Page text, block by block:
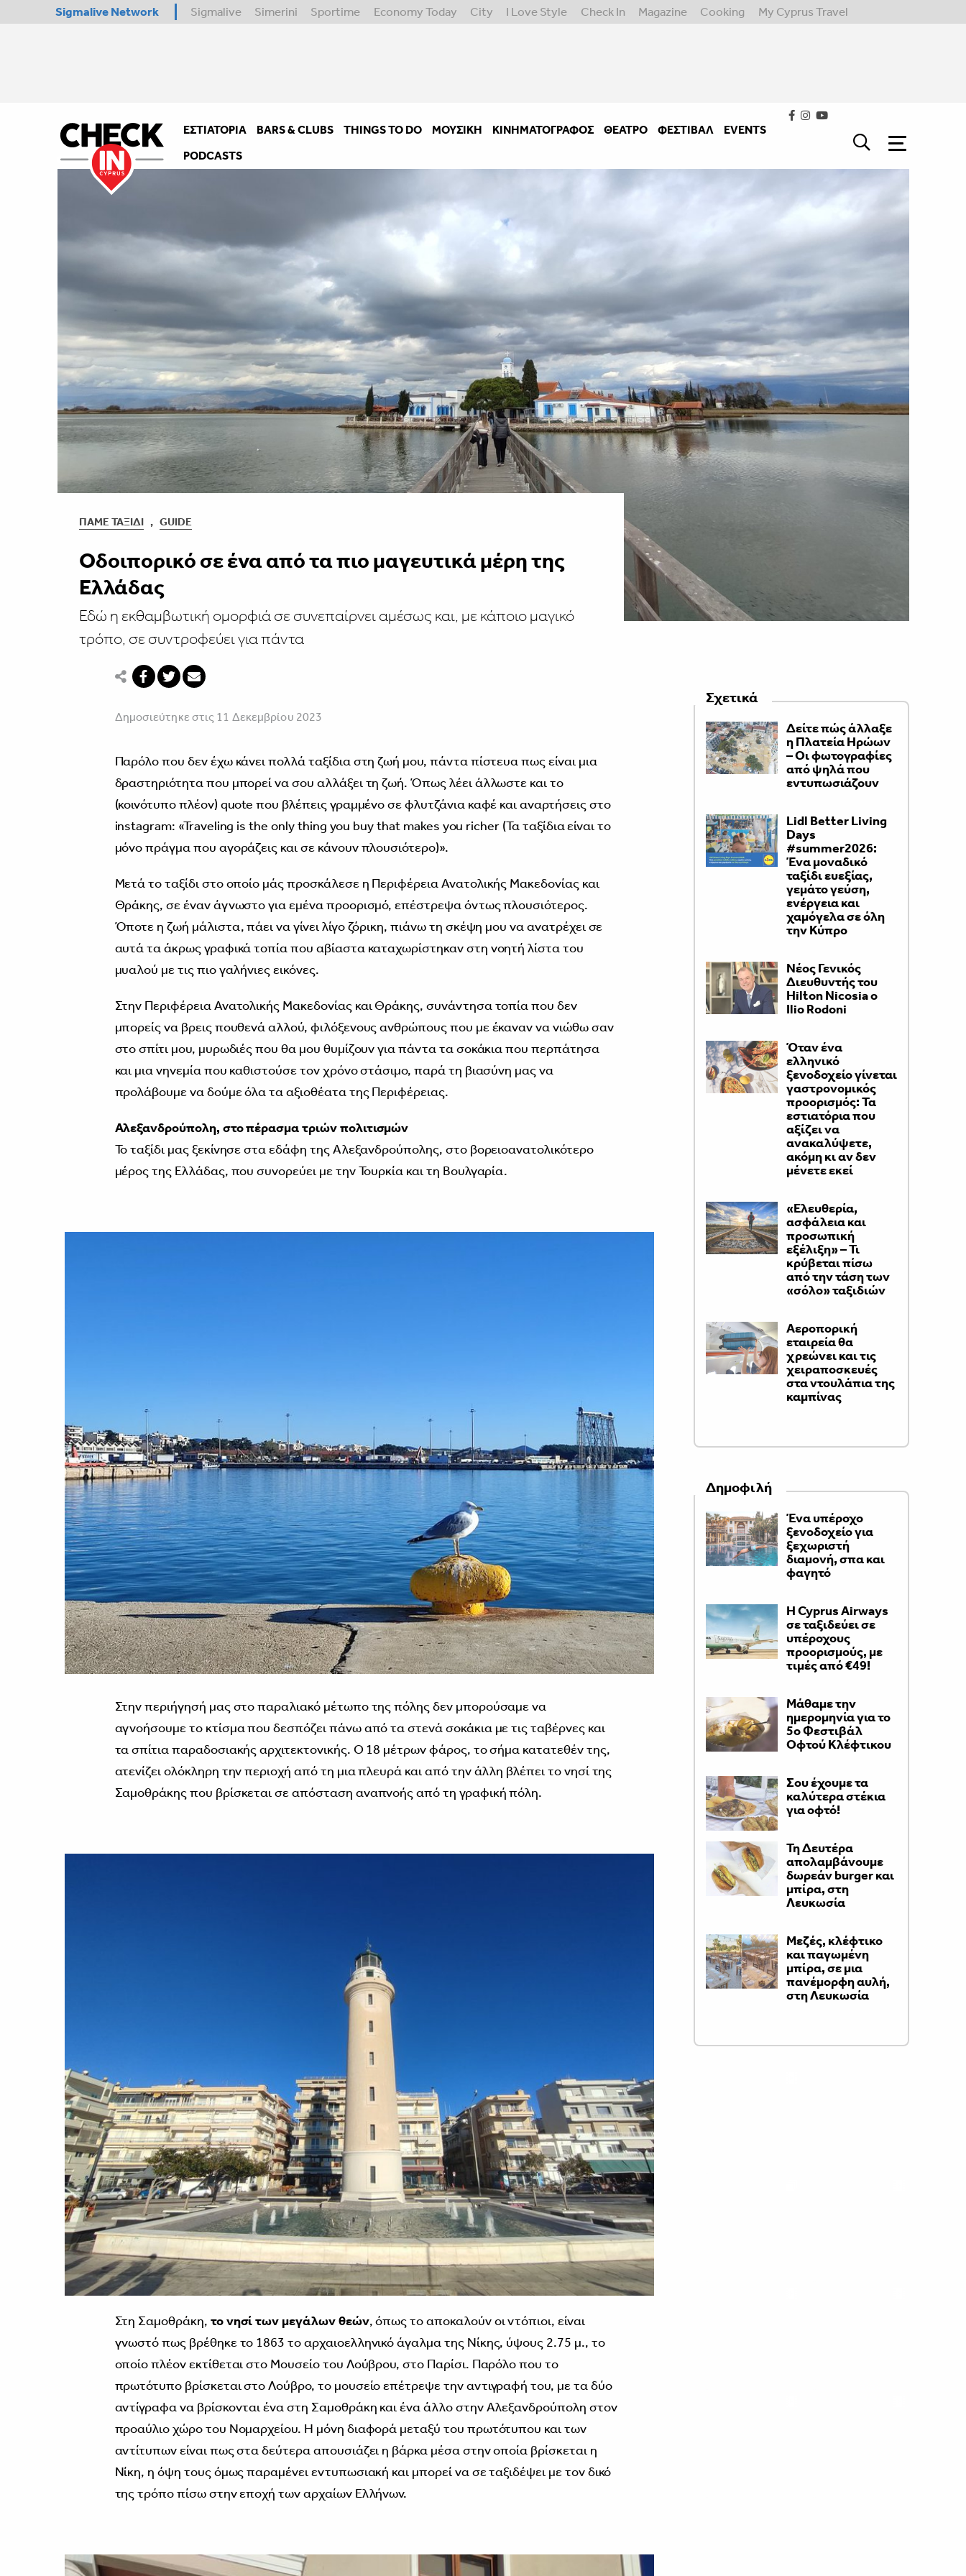
Sigmalive Network Sigmalive Simerini Sportime Economy Today City I Love Style Check In Magazine Cooking My Cyprus Travel
ΕΣΤΙΑΤΌΡΙΑ BARS & CLUBS THINGS TO DO ΜΟΥΣΙΚΉ ΚΙΝΗΜΑΤΟΓΡΆΦΟΣ ΘΈΑΤΡΟ ΦΕΣΤΙΒΑΛ
EVENTS
PODCASTS
ΠΆΜΕ ΤΑΞΊΔΙ , GUIDE
Οδοιπορικό σε ένα από τα πιο μαγευτικά μέρη της
Ελλάδας
Εδώ η εκθαμβωτική ομορφιά σε συνεπαίρνει αμέσως και, με κάποιο μαγικό
τρόπο, σε συντροφεύει για πάντα
Δημοσιεύτηκε στις 11 Δεκεμβρίου 2023
Παρόλο που δεν έχω κάνει πολλά ταξίδια στη ζωή μου, πάντα πίστευα πως είναι μια
δραστηριότητα που μπορεί να σου αλλάξει τη ζωή. Όπως λέει άλλωστε και το
(κοινότυπο πλέον) quote που βλέπεις γραμμένο σε φλυτζάνια καφέ και αναρτήσεις στο
instagram: «Traveling is the only thing you buy that makes you richer (Τα ταξίδια είναι το
μόνο πράγμα που αγοράζεις και σε κάνουν πλουσιότερο)».
Μετά το ταξίδι στο οποίο μάς προσκάλεσε η Περιφέρεια Ανατολικής Μακεδονίας και
Θράκης, σε έναν άγνωστο για εμένα προορισμό, επέστρεψα όντως πλουσιότερος.
Όποτε η ζωή μάλιστα, πάει να γίνει λίγο ζόρικη, πιάνω τη σκέψη μου να ανατρέχει σε
αυτά τα άκρως γραφικά τοπία που αβίαστα καταχωρίστηκαν στη νοητή λίστα του
μυαλού με τις πιο γαλήνιες εικόνες.
Στην Περιφέρεια Ανατολικής Μακεδονίας και Θράκης, συνάντησα τοπία που δεν
μπορείς να βρεις πουθενά αλλού, φιλόξενους ανθρώπους που με έκαναν να νιώθω σαν
στο σπίτι μου, μυρωδιές που θα μου θυμίζουν για πάντα τα σοκάκια που περπάτησα
και μια νηνεμία που καθιστούσε τον χρόνο στάσιμο, παρά τη βιασύνη μας να
προλάβουμε να δούμε όλα τα αξιοθέατα της Περιφέρειας.
Αλεξανδρούπολη, στο πέρασμα τριών πολιτισμών
Το ταξίδι μας ξεκίνησε στα εδάφη της Αλεξανδρούπολης, στο βορειοανατολικότερο
μέρος της Ελλάδας, που συνορεύει με την Τουρκία και τη Βουλγαρία.
Στην περιήγησή μας στο παραλιακό μέτωπο της πόλης δεν μπορούσαμε να
αγνοήσουμε το κτίσμα που δεσπόζει πάνω από τα στενά σοκάκια με τις ταβέρνες και
τα σπίτια παραδοσιακής αρχιτεκτονικής. Ο 18 μέτρων φάρος, το σήμα κατατεθέν της,
ατενίζει ολόκληρη την περιοχή από τη μια πλευρά και από την άλλη βλέπει το νησί της
Σαμοθράκης που βρίσκεται σε απόσταση αναπνοής από τη γραφική πόλη.
Στη Σαμοθράκη, το νησί των μεγάλων θεών, όπως το αποκαλούν οι ντόπιοι, είναι
γνωστό πως βρέθηκε το 1863 το αρχαιοελληνικό άγαλμα της Νίκης, ύψους 2.75 μ., το
οποίο πλέον εκτίθεται στο Μουσείο του Λούβρου, στο Παρίσι. Παρόλο που το
πρωτότυπο βρίσκεται στο Λούβρο, το μουσείο επέτρεψε την αντιγραφή του, με τα δύο
αντίγραφα να βρίσκονται ένα στη Σαμοθράκη και ένα άλλο στην Αλεξανδρούπολη στον
προαύλιο χώρο του Νομαρχείου. Η μόνη διαφορά μεταξύ του πρωτότυπου και των
αντίτυπων είναι πως στα δεύτερα απουσιάζει η βάρκα μέσα στην οποία βρίσκεται η
Νίκη, η όψη τους όμως παραμένει εντυπωσιακή και μπορεί να σε ταξιδέψει με τον δικό
της τρόπο πίσω στην εποχή των αρχαίων Ελλήνων.
Σχετικά
Δείτε πώς άλλαξε
η Πλατεία Ηρώων
– Οι φωτογραφίες
από ψηλά που
εντυπωσιάζουν
Lidl Better Living
Days
#summer2026:
Ένα μοναδικό
ταξίδι ευεξίας,
γεμάτο γεύση,
ενέργεια και
χαμόγελα σε όλη
την Κύπρο
Νέος Γενικός
Διευθυντής του
Hilton Nicosia ο
Ilio Rodoni
Όταν ένα
ελληνικό
ξενοδοχείο γίνεται
γαστρονομικός
προορισμός: Τα
εστιατόρια που
αξίζει να
ανακαλύψετε,
ακόμη κι αν δεν
μένετε εκεί
«Ελευθερία,
ασφάλεια και
προσωπική
εξέλιξη» – Τι
κρύβεται πίσω
από την τάση των
«σόλο» ταξιδιών
Αεροπορική
εταιρεία θα
χρεώνει και τις
χειραποσκευές
στα ντουλάπια της
καμπίνας
Δημοφιλή
Ένα υπέροχο
ξενοδοχείο για
ξεχωριστή
διαμονή, σπα και
φαγητό
H Cyprus Airways
σε ταξιδεύει σε
υπέροχους
προορισμούς, με
τιμές από €49!
Μάθαμε την
ημερομηνία για το
5ο Φεστιβάλ
Οφτού Κλέφτικου
Σου έχουμε τα
καλύτερα στέκια
για οφτό!
Τη Δευτέρα
απολαμβάνουμε
δωρεάν burger και
μπίρα, στη
Λευκωσία
Μεζές, κλέφτικο
και παγωμένη
μπίρα, σε μια
πανέμορφη αυλή,
στη Λευκωσία